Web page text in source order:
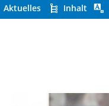
Aktuelles Inhalt